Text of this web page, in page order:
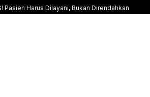
Pasien Harus Dilayani, Bukan Direndahkan